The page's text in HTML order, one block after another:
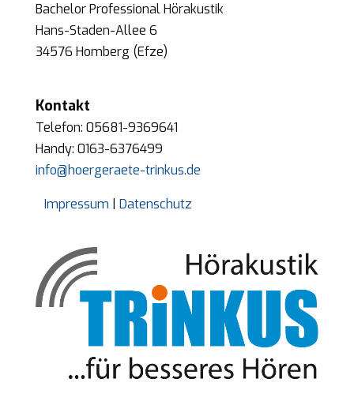
Bachelor Professional Hörakustik
Hans-Staden-Allee 6
34576 Homberg (Efze)
Kontakt
Telefon: 05681-9369641
Handy: 0163-6376499
info@hoergeraete-trinkus.de
Impressum | Datenschutz